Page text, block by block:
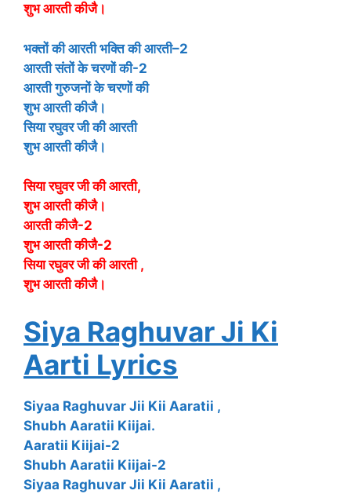
शुभ आरती कीजै।
भक्तों की आरती भक्ति की आरती–2
आरती संतों के चरणों की-2
आरती गुरुजनों के चरणों की
शुभ आरती कीजै।
सिया रघुवर जी की आरती
शुभ आरती कीजै।
सिया रघुवर जी की आरती,
शुभ आरती कीजै।
आरती कीजै-2
शुभ आरती कीजै-2
सिया रघुवर जी की आरती ,
शुभ आरती कीजै।
Siya Raghuvar Ji Ki
Aarti Lyrics
Siyaa Raghuvar Jii Kii Aaratii ,
Shubh Aaratii Kiijai.
Aaratii Kiijai-2
Shubh Aaratii Kiijai-2
Siyaa Raghuvar Jii Kii Aaratii ,